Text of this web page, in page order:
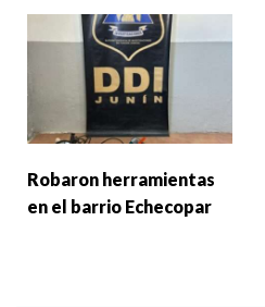
Robaron herramientas
en el barrio Echecopar